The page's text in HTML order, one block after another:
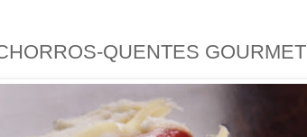
QUENTES GOURMET